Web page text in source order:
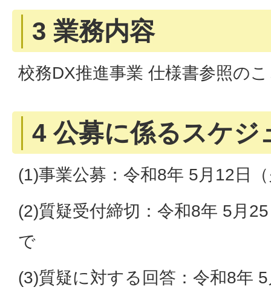
3 業務内容
校務DX推進事業 仕様書参照の
4 公募に係るスケジ
(1)事業公募：令和8年 5月12日
(2)質疑受付締切：令和8年 5月
で
(3)質疑に対する回答：令和8年